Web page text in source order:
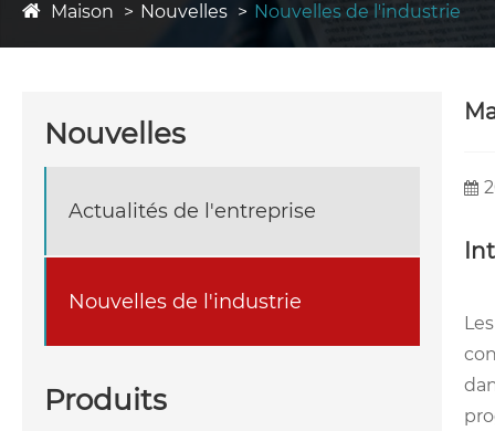
Maison Nouvelles Nouvelles de l'industrie
Nouvelles
Actualités de l'entreprise
Nouvelles de l'industrie
Produits